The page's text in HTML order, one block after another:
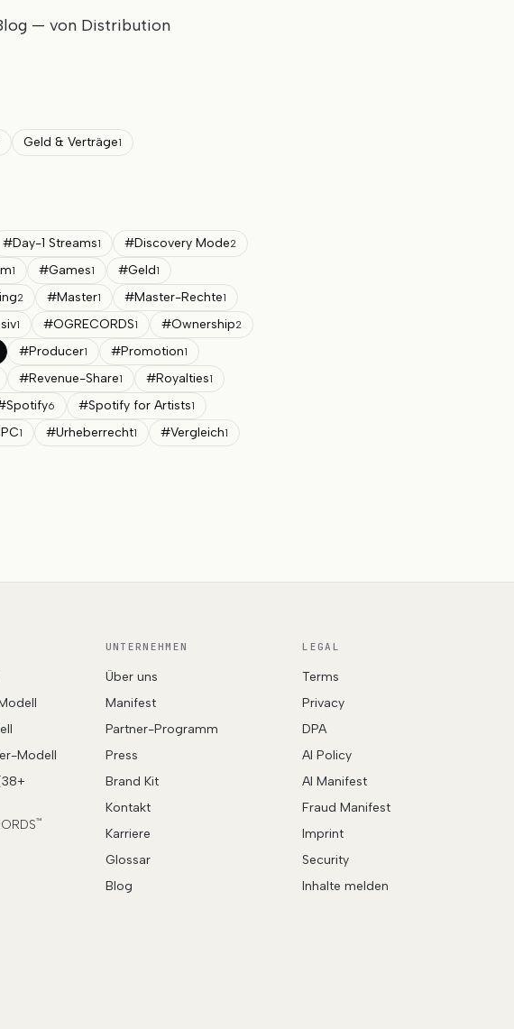
— von Distribution
Geld & Verträge1
#Day-1 Streams1 #Discovery Mode2
1 #Games1 #Geld1
2 #Master1 #Master-Rechte1
1 #OGRECORDS1 #Ownership2
#Producer1 #Promotion1
#Revenue-Share1 #Royalties1
Spotify6 #Spotify for Artists1
1 #Urheberrecht1 #Vergleich1
Modell
™
UNTERNEHMEN
Über uns
Manifest
Partner-Programm
Press
Brand Kit
Kontakt
Karriere
Glossar
Blog
LEGAL
Terms
Privacy
DPA
AI Policy
AI Manifest
Fraud Manifest
Imprint
Security
Inhalte melden